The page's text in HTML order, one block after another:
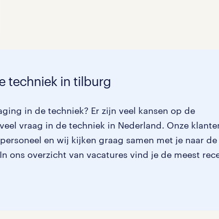
techniek in tilburg
in de techniek? Er zijn veel kansen op de
vraag in de techniek in Nederland. Onze
en wij kijken graag samen met je naar de
ons overzicht van vacatures vind je de meest